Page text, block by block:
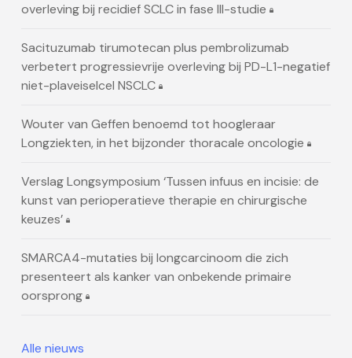
overleving bij recidief SCLC in fase III-studie
Sacituzumab tirumotecan plus pembrolizumab
verbetert progressievrije overleving bij PD-L1-negatief
niet-plaveiselcel NSCLC
Wouter van Geffen benoemd tot hoogleraar
Longziekten, in het bijzonder thoracale oncologie
Verslag Longsymposium ‘Tussen infuus en incisie: de
kunst van perioperatieve therapie en chirurgische
keuzes’
SMARCA4-mutaties bij longcarcinoom die zich
presenteert als kanker van onbekende primaire
oorsprong
Alle nieuws